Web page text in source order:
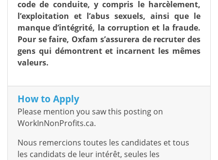
code de conduite, y compris le harcèlement,
l’exploitation et l’abus sexuels, ainsi que le
manque d’intégrité, la corruption et la fraude.
Pour se faire, Oxfam s’assurera de recruter des
gens qui démontrent et incarnent les mêmes
valeurs.
How to Apply
Please mention you saw this posting on
WorkInNonProfits.ca.
Nous remercions toutes les candidates et tous
les candidats de leur intérêt, seules les